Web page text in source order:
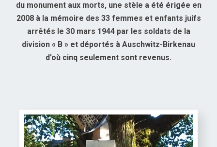
du monument aux morts, une stèle a été érigée en
2008 à la mémoire des 33 femmes et enfants juifs
arrêtés le 30 mars 1944 par les soldats de la
division « B » et déportés à Auschwitz-Birkenau
d’où cinq seulement sont revenus.